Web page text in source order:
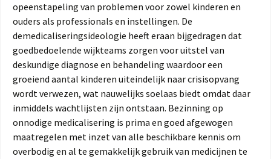
opeenstapeling van problemen voor zowel kinderen en
ouders als professionals en instellingen. De
demedicaliseringsideologie heeft eraan bijgedragen dat
goedbedoelende wijkteams zorgen voor uitstel van
deskundige diagnose en behandeling waardoor een
groeiend aantal kinderen uiteindelijk naar crisisopvang
wordt verwezen, wat nauwelijks soelaas biedt omdat daar
inmiddels wachtlijsten zijn ontstaan. Bezinning op
onnodige medicalisering is prima en goed afgewogen
maatregelen met inzet van alle beschikbare kennis om
overbodig en al te gemakkelijk gebruik van medicijnen te